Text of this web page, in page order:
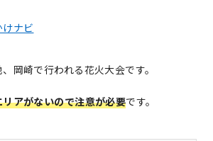
ナビ
岡崎で行われる花火大会です。
アがないので注意が必要です。